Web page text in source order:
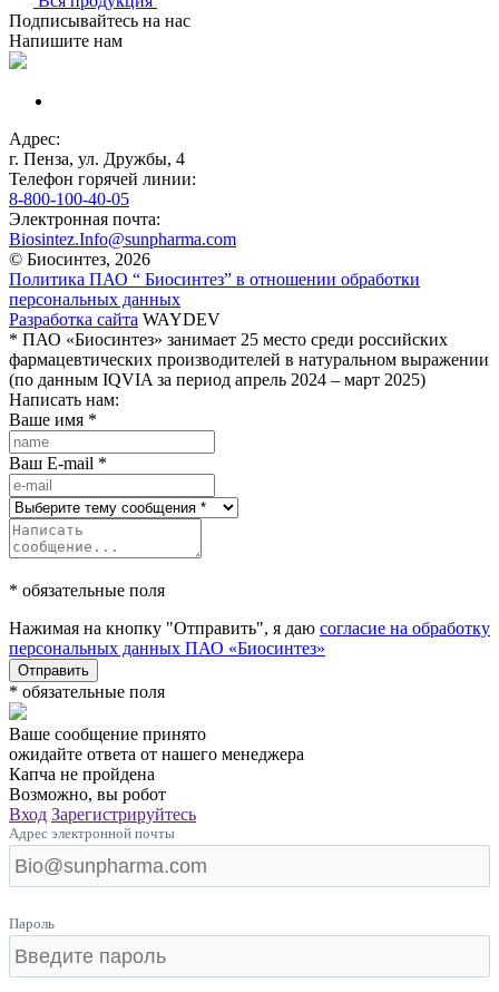
Подписывайтесь на нас
Напишите нам
Адрес:
г. Пенза, ул. Дружбы, 4
Телефон горячей линии:
8-800-100-40-05
Электронная почта:
Biosintez.Info@sunpharma.com
© Биосинтез, 2026
Политика ПАО “ Биосинтез” в отношении обработки
персональных данных
Разработка сайта WAYDEV
* ПАО «Биосинтез» занимает 25 место среди российских
фармацевтических производителей в натуральном выражении
(по данным IQVIA за период апрель 2024 – март 2025)
Написать нам:
Ваше имя *
Ваш E-mail *
* обязательные поля
Нажимая на кнопку "Отправить", я даю согласие на обработку
персональных данных ПАО «Биосинтез»
Отправить
* обязательные поля
Ваше сообщение принято
ожидайте ответа от нашего менеджера
Капча не пройдена
Возможно, вы робот
Вход Зарегистрируйтесь
Адрес электронной почты
Пароль